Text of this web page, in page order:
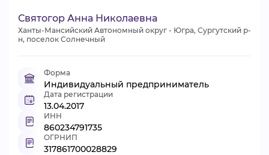
Святогор Анна Николаевна
Ханты-Мансийский Автономный округ - Югра, Сургутский р-
н, поселок Солнечный
Форма
Индивидуальный предприниматель
Дата регистрации
13.04.2017
ИНН
860234791735
ОГРНИП
317861700028829